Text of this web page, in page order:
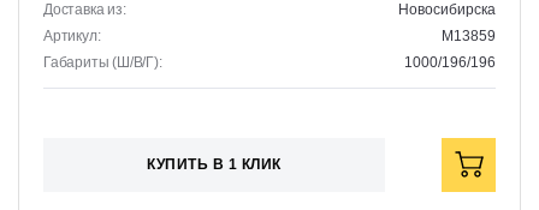
Доставка из:
Новосибирска
Артикул:
M13859
Габариты (Ш/В/Г):
1000/196/196
КУПИТЬ В 1 КЛИК